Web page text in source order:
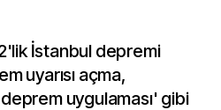
İstanbul depremi
uyarısı açma,
uygulaması' gibi